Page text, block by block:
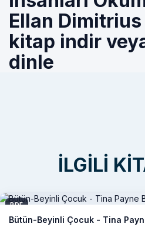
Ellan Dimitrius
kitap indir
dinle
İLGILI
PDF
Bütün-Beyinli Çocuk - Tina